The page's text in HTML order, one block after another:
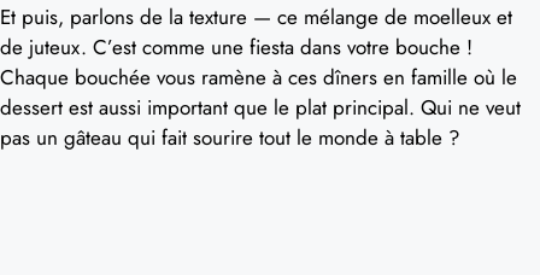
Et puis, parlons de la texture — ce mélange de moelleux et
de juteux. C’est comme une fiesta dans votre bouche !
Chaque bouchée vous ramène à ces dîners en famille où le
dessert est aussi important que le plat principal. Qui ne veut
pas un gâteau qui fait sourire tout le monde à table ?